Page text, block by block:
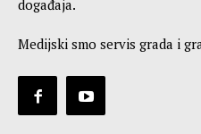
događaja.
Medijski smo servis grada i